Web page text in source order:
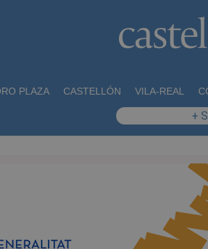
PLAZA CASTELLÓN VILA-REAL
+